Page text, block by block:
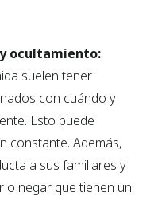
ocultamiento:
suelen tener
con cuándo y
Esto puede
constante. Además,
a sus familiares y
o negar que tienen un